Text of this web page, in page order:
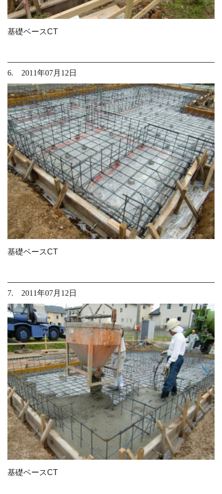
基礎ベースCT
6. 2011年07月12日
基礎ベースCT
7. 2011年07月12日
基礎ベースCT